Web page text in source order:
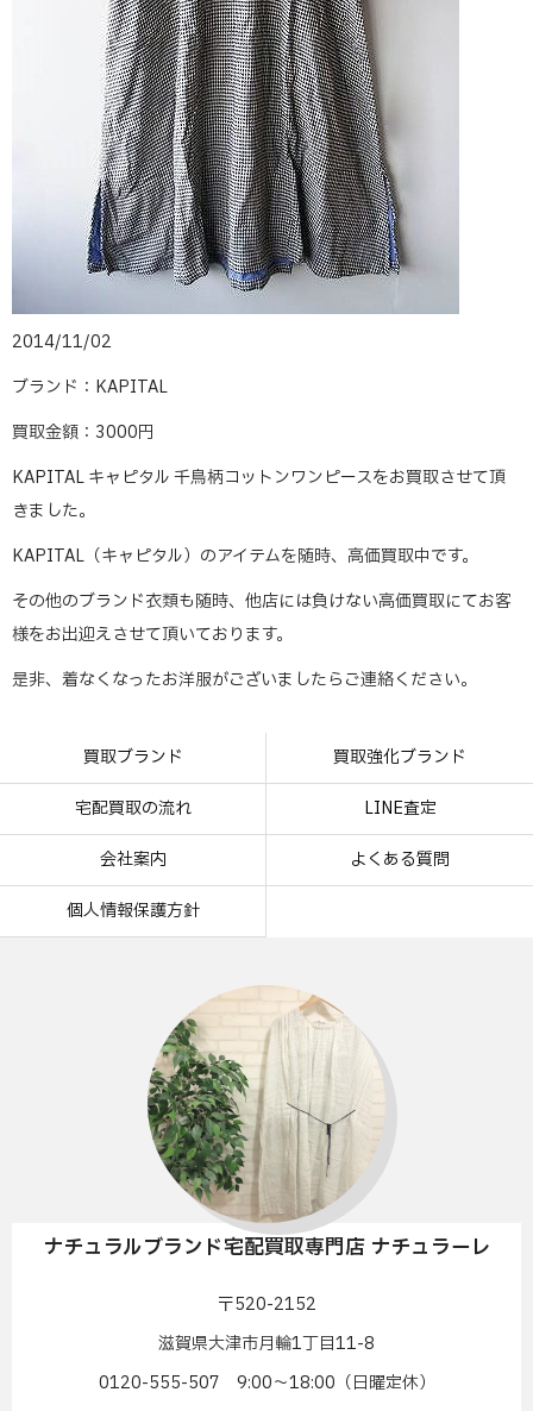
2014/11/02
ブランド：KAPITAL
買取金額：3000円
KAPITAL キャピタル 千鳥柄コットンワンピースをお買取させて頂
きました。
KAPITAL（キャピタル）のアイテムを随時、高価買取中です。
その他のブランド衣類も随時、他店には負けない高価買取にてお客
様をお出迎えさせて頂いております。
是非、着なくなったお洋服がございましたらご連絡ください。
買取ブランド 買取強化ブランド
宅配買取の流れ LINE査定
会社案内 よくある質問
個人情報保護方針
ナチュラルブランド宅配買取専門店 ナチュラーレ
〒520-2152
滋賀県大津市月輪1丁目11-8
0120-555-507 9:00〜18:00（日曜定休）